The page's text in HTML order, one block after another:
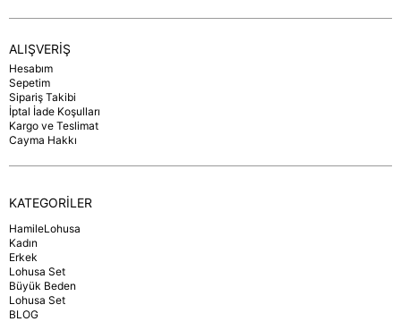
ALIŞVERİŞ
Hesabım
Sepetim
Sipariş Takibi
İptal İade Koşulları
Kargo ve Teslimat
Cayma Hakkı
KATEGORİLER
HamileLohusa
Kadın
Erkek
Lohusa Set
Büyük Beden
Lohusa Set
BLOG